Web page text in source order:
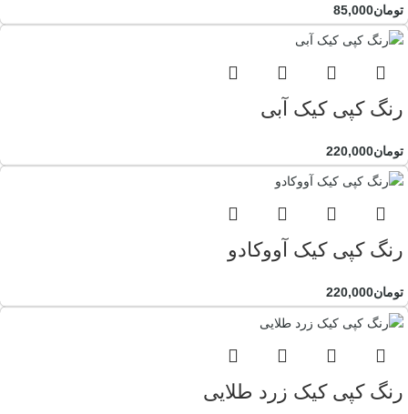
تومان85,000
رنگ کپی کیک آبی
تومان220,000
رنگ کپی کیک آووکادو
تومان220,000
رنگ کپی کیک زرد طلایی